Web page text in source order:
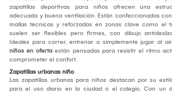
zapatillas deportivas para niños ofrecen una
adecuada y buena ventilación. Están confeccionadas
mallas técnicas y reforzadas en zonas clave como el
suelen ser flexibles pero firmes, con dibujo
Ideales para correr, entrenar o simplemente jugar al
niños en oferta están pensadas para resistir el ritmo
comprometer el confort.
Zapatillas urbanas niño
Las zapatillas urbanas para niños destacan por su
para el uso diario en la ciudad o el colegio. Con un